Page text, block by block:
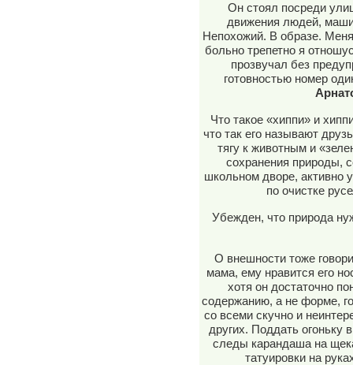
Он стоял посреди
движения людей,
Непохожий. В образе.
больно трепетно я
прозвучал без
готовностью номер
Что такое «хиппи» и
что так его называют
тягу к животным и
сохранения природы,
школьном дворе, активно
по очистке
Убежден, что природа
О внешности тоже
мама, ему нравится его
хотя он достаточно
содержанию, а не форме,
со всеми скучно и
других. Поддать
следы карандаша на
татуировки на